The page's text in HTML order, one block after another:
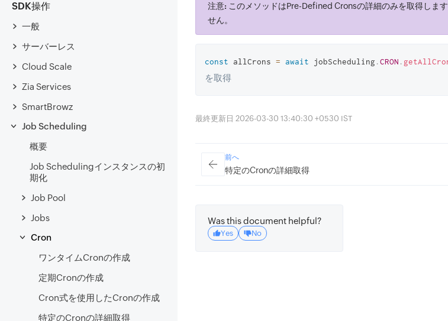
SDK操作
一般
サーバーレス
Cloud Scale
Zia Services
SmartBrowz
Job Scheduling
概要
Job Schedulingインスタンスの初
期化
Job Pool
Jobs
Cron
ワンタイムCronの作成
定期Cronの作成
Cron式を使用したCronの作成
特定のCronの詳細取得
注意: このメソッドはPre-Defined Cronsの詳細のみを取得します
せん。
const allCrons = await jobScheduling .CRON .
を取得
最終更新日 2026-03-30 13:40:30 +0530 IST
前へ
特定のCronの詳細取得
Was this document helpful?
Yes No